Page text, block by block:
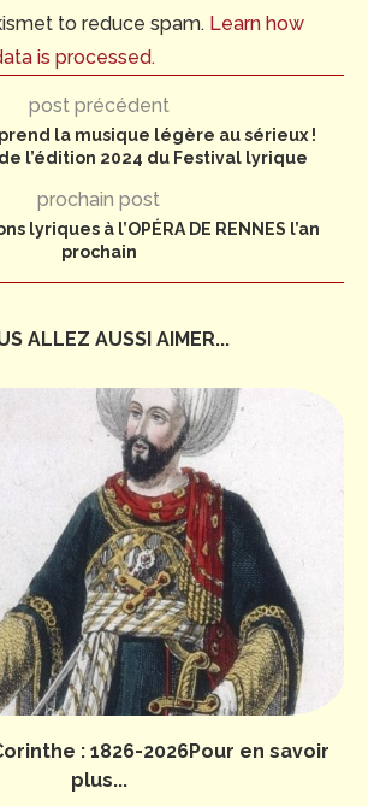
to reduce spam. Learn how
is processed.
post précédent
la musique légère au sérieux !
l’édition 2024 du Festival lyrique
prochain post
lyriques à l’OPÉRA DE RENNES l’an
prochain
ALLEZ AUSSI AIMER...
: 1826-2026Pour en savoir
plus...